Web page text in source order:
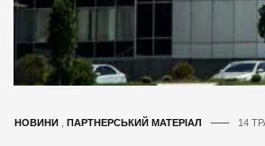
НОВИНИ ПАРТНЕРСЬКИЙ МАТЕРІАЛ 14